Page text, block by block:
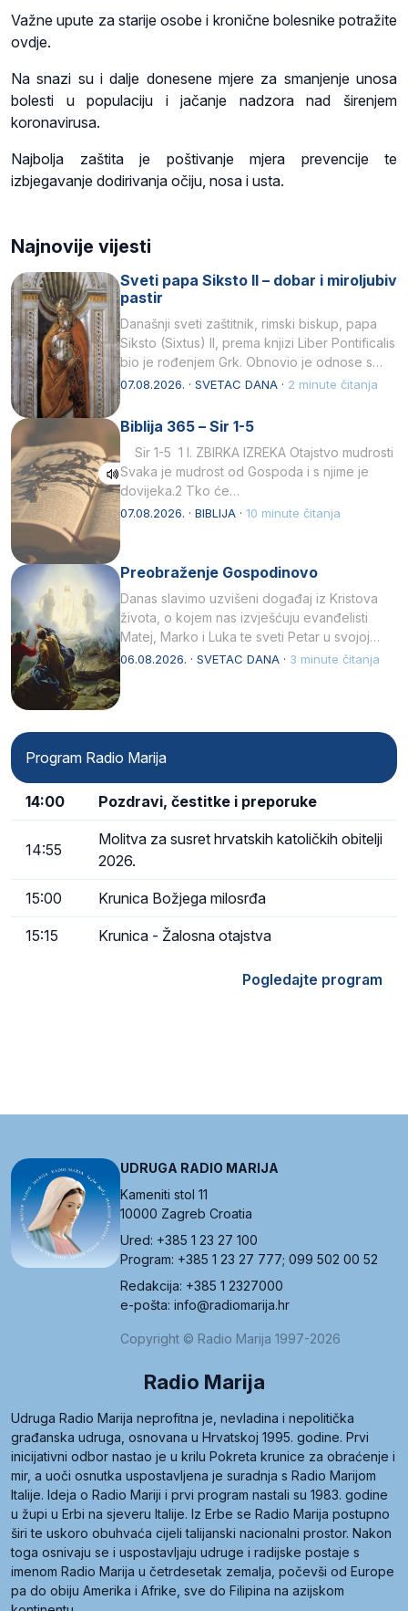
Važne upute za starije osobe i kronične bolesnike potražite
ovdje.
Na snazi su i dalje donesene mjere za smanjenje unosa
bolesti u populaciju i jačanje nadzora nad širenjem
koronavirusa.
Najbolja zaštita je poštivanje mjera prevencije te
izbjegavanje dodirivanja očiju, nosa i usta.
Najnovije vijesti
Sveti papa Siksto II – dobar i miroljubiv
pastir
Današnji sveti zaštitnik, rimski biskup, papa
Siksto (Sixtus) II, prema knjizi Liber Pontificalis
bio je rođenjem Grk. Obnovio je odnose s
afričkim…
07.08.2026. · SVETAC DANA · 2 minute čitanja
Biblija 365 – Sir 1-5
Sir 1-5 1 I. ZBIRKA IZREKA Otajstvo mudrosti
Svaka je mudrost od Gospoda i s njime je
dovijeka.2 Tko će…
07.08.2026. · BIBLIJA · 10 minute čitanja
Preobraženje Gospodinovo
Danas slavimo uzvišeni događaj iz Kristova
života, o kojem nas izvješćuju evanđelisti
Matej, Marko i Luka te sveti Petar u svojoj
drugoj…
06.08.2026. · SVETAC DANA · 3 minute čitanja
Program Radio Marija
14:00 Pozdravi, čestitke i preporuke
14:55
Molitva za susret hrvatskih katoličkih obitelji
2026.
15:00 Krunica Božjega milosrđa
15:15 Krunica - Žalosna otajstva
Pogledajte program
UDRUGA RADIO MARIJA
Kameniti stol 11
10000 Zagreb Croatia
Ured: +385 1 23 27 100
Program: +385 1 23 27 777; 099 502 00 52
Redakcija: +385 1 2327000
e-pošta: info@radiomarija.hr
Copyright © Radio Marija 1997-2026
Radio Marija
Udruga Radio Marija neprofitna je, nevladina i nepolitička
građanska udruga, osnovana u Hrvatskoj 1995. godine. Prvi
inicijativni odbor nastao je u krilu Pokreta krunice za obraćenje i
mir, a uoči osnutka uspostavljena je suradnja s Radio Marijom
Italije. Ideja o Radio Mariji i prvi program nastali su 1983. godine
u župi u Erbi na sjeveru Italije. Iz Erbe se Radio Marija postupno
širi te uskoro obuhvaća cijeli talijanski nacionalni prostor. Nakon
toga osnivaju se i uspostavljaju udruge i radijske postaje s
imenom Radio Marija u četrdesetak zemalja, počevši od Europe
pa do obiju Amerika i Afrike, sve do Filipina na azijskom